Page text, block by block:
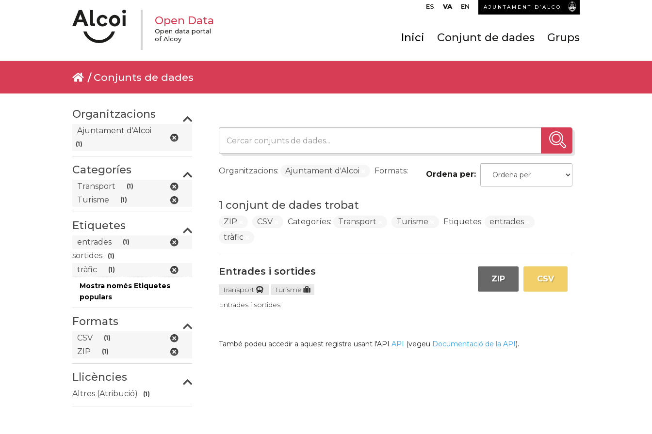
ES VA EN AJUNTAMENT D’ALCOI
Open Data
Open data portal
of Alcoy
Inici Conjunt de dades Grups
Conjunts de dades
Organitzacions
Ajuntament d'Alcoi
(1)
Categoríes
Transport (1)
Turisme (1)
Etiquetes
entrades (1)
sortides (1)
tràfic (1)
Mostra només Etiquetes
populars
Formats
CSV (1)
ZIP (1)
Llicències
Altres (Atribució) (1)
Ordena per
1 conjunt de dades trobat
Organitzacions: Ajuntament d'Alcoi Formats:
ZIP CSV Categoríes: Transport Turisme Etiquetes:
entrades
tràfic
Entrades i sortides
Transport
Turisme
Entrades i sortides
CSV
ZIP
També podeu accedir a aquest registre usant l'API API (vegeu Documentació de la API).